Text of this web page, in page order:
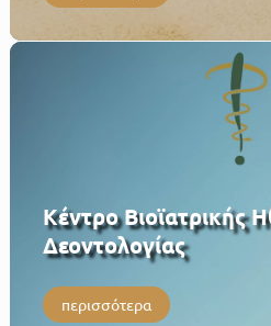
Κέντρο Βιοϊατρικής
Δεοντολογίας
περισσότερα